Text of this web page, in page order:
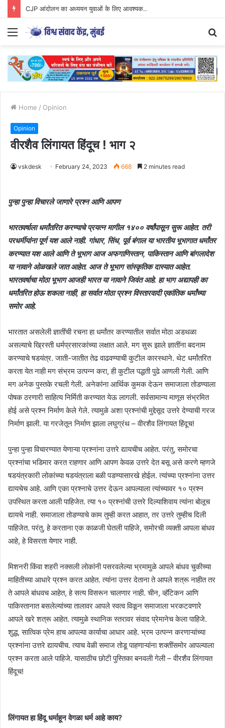
CJP आंदोलन का अध्ययन युवाओं के लिए आवश्यक..
Menu
Home / Opinion
Opinion
वीरशैव लिंगायत हिंदूच ! भाग २
vskdesk February 24, 2023 668 2 minutes read
पुन्हा पुन्हा विचारले जाणारे प्रश्न आणि आपण
भारतवर्षाला धर्मांतरित करण्याचे प्रयत्न मागील १४०० वर्षांपासून सुरू आहेत. तरी
परधर्मीयांना पूर्ण यश आले नाही. गांधार, सिंध, पूर्व बंगाल या भारतीय भूभागात धर्मांतर
करण्यात यश आले आणि ते भूभाग आज अफगाणिस्तान, पाकिस्तान आणि बांगलादेश
या नावाने ओळखले जात आहेत. आज ते भूभाग सांस्कृतिक दास्यात आहेत.
भारतवर्षाचा मोठा भूभाग आजही भारत या नावाने जिवंत आहे. हा भाग अद्यापही का
धर्मांतरित होऊ शकला नाही, हा सर्वात मोठा प्रश्न विस्तारवादी एकांतिक धर्मांच्या
समोर आहे.
भारतात असलेली ज्ञातींची रचना हा धर्मांतर करण्यातील सर्वात मोठा अडथळा
असल्याचे ख्रिस्ती धर्मप्रसारकांच्या लक्षात आले. मग सुरू झाले ज्ञातींना बदनाम
करण्याचे षडयंत्र. जाती-जातीत तेढ वाढवण्याची कुटील कारस्थाने. थेट धर्मांतरित
करता येत नाही मग संभ्रम उत्पन्न करा, ही कुटील पद्धती पुढे आणली गेली. आणि
मग अनेक पुस्तके रचली गेली. अनेकांना आर्थिक कुमक देऊन समाजाला तोडण्याला
पोषक ठरणारी साहित्य निर्मिती करण्यात येऊ लागली. सर्वसामान्य माणूस संभ्रमित
होई असे प्रश्न निर्माण केले गेले. त्यामुळे अशा प्रश्नांची मुद्देसूद उत्तरे देण्याची गरज
निर्माण झाली. या गरजेतून निर्माण झाला लघुग्रंथ – वीरशैव लिंगायत हिंदूच!
पुन्हा पुन्हा विचारण्यात येणाऱ्या प्रश्नांना उत्तरे द्यायचीच आहेत. परंतु, समोरचा
प्रश्नांचा भडिमार करत राहणार आणि आपण केवळ उत्तरे देत बसू असे करणे म्हणजे
षडयंत्रकारी लोकांच्या षडयंत्राला बळी पडण्यासारखे होईल. त्यांच्या प्रश्नांना उत्तर
द्यायचेच आहे. आणि एका प्रश्नाचे उत्तर देऊन आपल्याला त्यांच्यावर १० प्रश्न
उपस्थित करता आली पाहिजेत. त्या १० प्रश्नांची उत्तरे दिल्याशिवाय त्यांना बोलूच
द्यायचे नाही. समाजाला तोडण्याचे काम तुम्ही करत आहात, तर उत्तरे तुम्हीच दिली
पाहिजेत. परंतु, हे करताना एक काळजी घेतली पाहिजे, समोरची व्यक्ती आपला बांधव
आहे, हे विसरता येणार नाही.
मिशनरी किंवा शहरी नक्सली लोकांनी पसरवलेल्या भ्रमामुळे आपले बांधव चुकीच्या
माहितीच्या आधारे प्रश्न करत आहेत. त्यांना उत्तर देताना ते आपले शत्रू नाहीत तर
ते आपले बांधवच आहेत, हे सत्य विसरून चालणार नाही. चीन, व्हॅटिकन आणि
पाकिस्तानात बसलेल्यांच्या तालावर आपले स्वत्व विकून समाजाला भरकटवणारे
आपले खरे शत्रू आहेत. त्यामुळे स्थानिक स्तरावर संवाद प्रेमानेच केला पाहिजे.
शुद्ध, सात्विक प्रेम हाच आपल्या कार्याचा आधार आहे. भ्रम उत्पन्न करणाऱ्यांच्या
प्रश्नांना उत्तरे द्यायचीच. त्याच वेळी समाज तोडू पाहणाऱ्यांना शक्तींसमोर आपल्याला
प्रश्न करता आले पाहिजे. यासाठीच छोटी पुस्तिका बनवली गेली – वीरशैव लिंगायत
हिंदूच!
लिंगायत हा हिंदू धर्माहून वेगळा धर्म आहे काय?